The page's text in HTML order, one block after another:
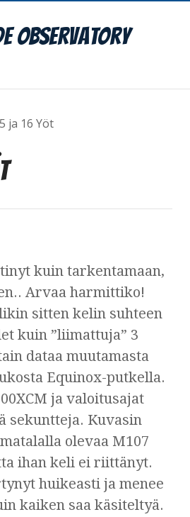
Observatory
Main Menu
ja 16 Yöt
kuin tarkentamaan,
Arvaa harmittiko!
sitten kelin suhteen
kuin ”liimattuja” 3
dataa muutamasta
Equinox-putkella.
ja valoitusajat
sekuntteja. Kuvasin
olevaa M107
ihan keli ei riittänyt.
huikeasti ja menee
kaiken saa käsiteltyä.